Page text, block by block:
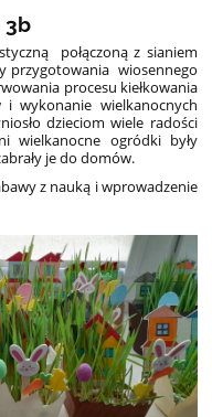
3b
połączoną z sianiem
przygotowania wiosennego
procesu kiełkowania
wykonanie wielkanocnych
dzieciom wiele radości
wielkanocne ogródki były
je do domów.
z nauką i wprowadzenie